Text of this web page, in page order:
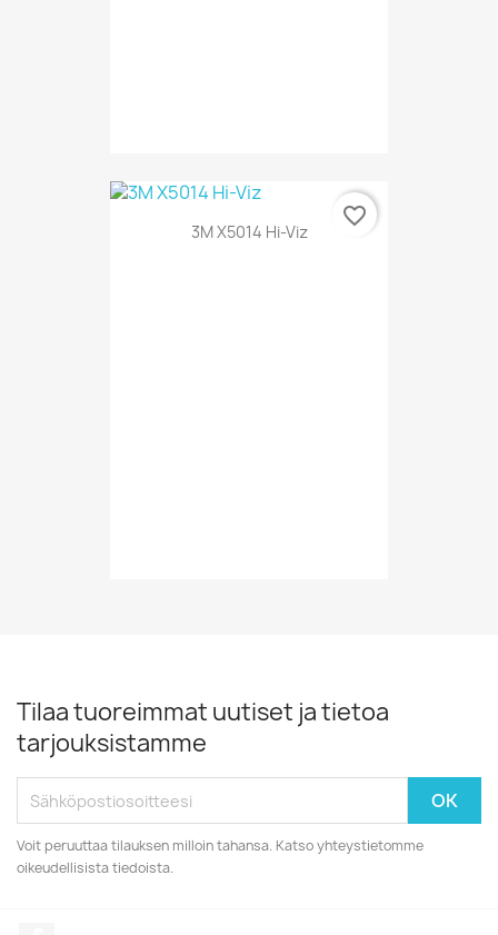
3M X5014 Hi-Viz
favorite_border
Tilaa tuoreimmat uutiset ja tietoa
tarjouksistamme
Voit peruuttaa tilauksen milloin tahansa. Katso yhteystietomme
oikeudellisista tiedoista.